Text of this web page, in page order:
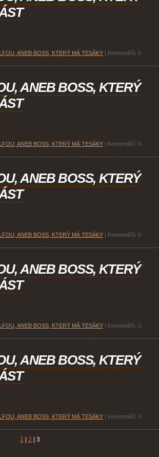
ANEB BOSS, KTERÝ MÁ TESÁKY | Komentářů: 0
ANEB BOSS, KTERÝ
ANEB BOSS, KTERÝ MÁ TESÁKY | Komentářů: 0
ANEB BOSS, KTERÝ
ANEB BOSS, KTERÝ MÁ TESÁKY | Komentářů: 0
ANEB BOSS, KTERÝ
ANEB BOSS, KTERÝ MÁ TESÁKY | Komentářů: 0
ANEB BOSS, KTERÝ
ANEB BOSS, KTERÝ MÁ TESÁKY | Komentářů: 0
1 | 2 | 3